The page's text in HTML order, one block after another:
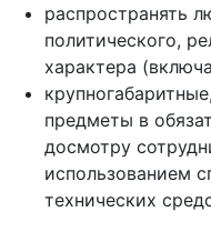
распространять
политического,
характера
предметы в
досмотру
использованием
технических